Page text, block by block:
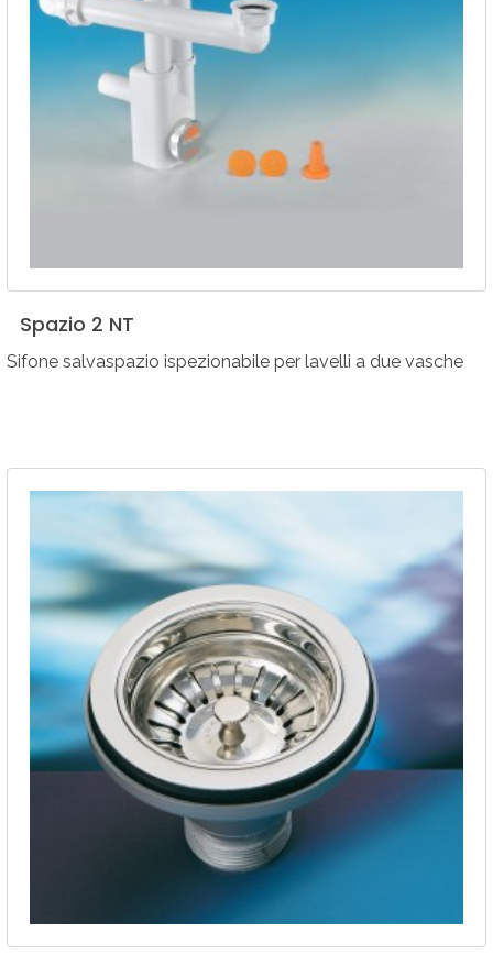
Spazio 2 NT
Sifone salvaspazio ispezionabile per lavelli a due vasche